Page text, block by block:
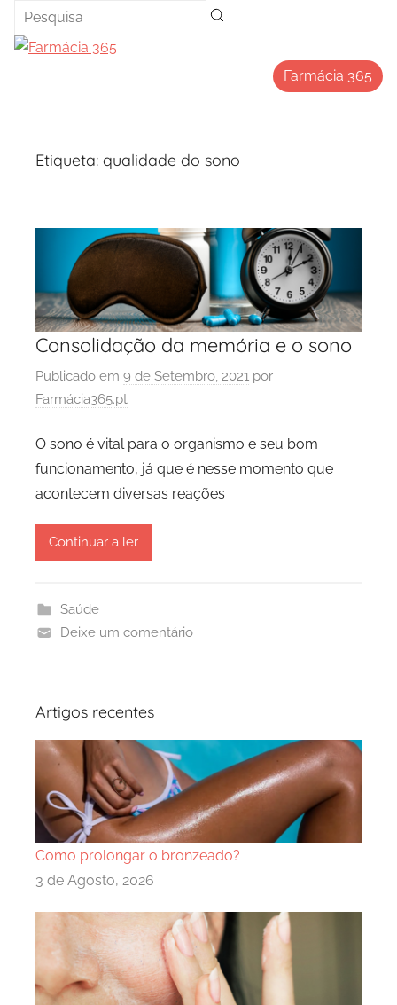
Saltar
para
Farmácia 365
Etiqueta: qualidade do sono
Consolidação da memória e o sono
Publicado em 9 de Setembro, 2021 por
Farmácia365.pt
O sono é vital para o organismo e seu bom
funcionamento, já que é nesse momento que
acontecem diversas reações
Continuar a ler
Saúde
Deixe um comentário
Artigos recentes
Como prolongar o bronzeado?
3 de Agosto, 2026